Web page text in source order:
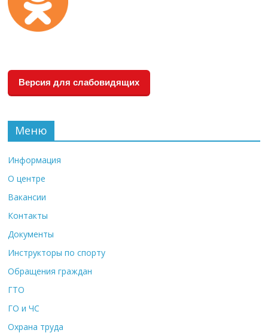
Версия для слабовидящих
Меню
Информация
О центре
Вакансии
Контакты
Документы
Инструкторы по спорту
Обращения граждан
ГТО
ГО и ЧС
Охрана труда